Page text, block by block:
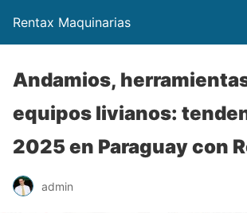
Rentax Maquinarias
Andamios,
equipos livianos:
2025 en Paraguay con
admin